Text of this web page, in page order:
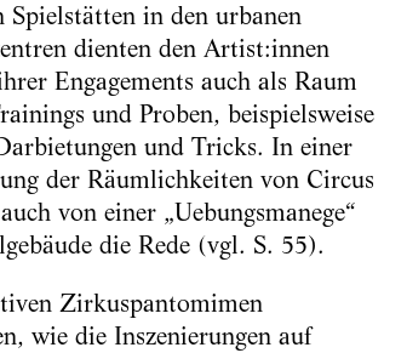
Spielstätten in den urbanen
dienten den Artist:innen
Engagements auch als Raum
und Proben, beispielsweise
und Tricks. In einer
der Räumlichkeiten von Circus
von einer „Uebungsmanege“
die Rede (vgl. S. 55).
Zirkuspantomimen
wie die Inszenierungen auf